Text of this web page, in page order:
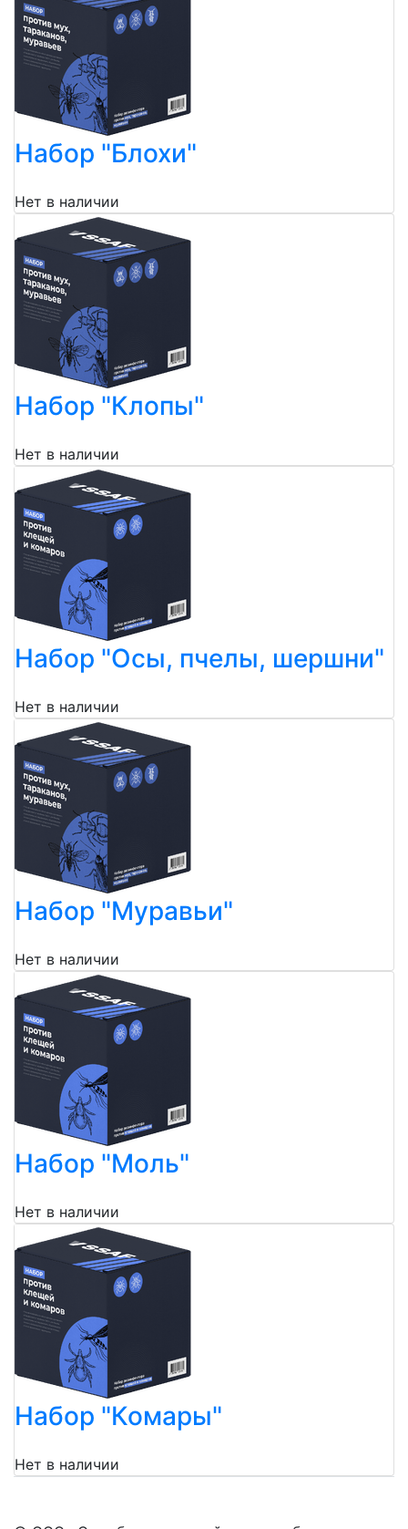
Набор "Блохи"
Нет в наличии
Набор "Клопы"
Нет в наличии
Набор "Осы, пчелы, шершни"
Нет в наличии
Набор "Муравьи"
Нет в наличии
Набор "Моль"
Нет в наличии
Набор "Комары"
Нет в наличии